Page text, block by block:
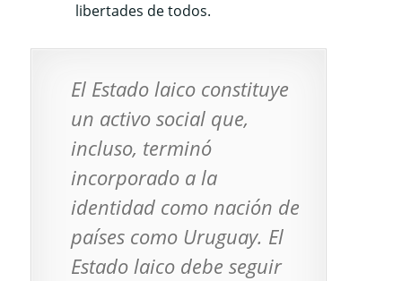
libertades de todos.
El Estado laico constituye
un activo social que,
incluso, terminó
incorporado a la
identidad como nación de
países como Uruguay. El
Estado laico debe seguir